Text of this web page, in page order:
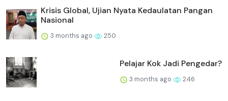
Krisis Global, Ujian Nyata Kedaulatan Pangan
Nasional
3 months ago 250
Pelajar Kok Jadi Pengedar?
3 months ago 246